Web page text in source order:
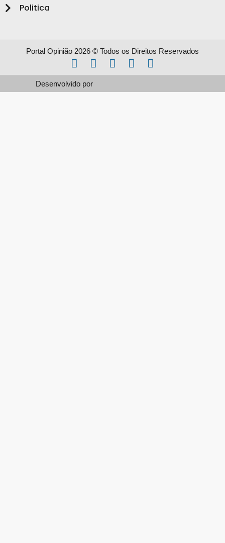
Politica
Portal Opinião 2026 © Todos os Direitos Reservados
Desenvolvido por